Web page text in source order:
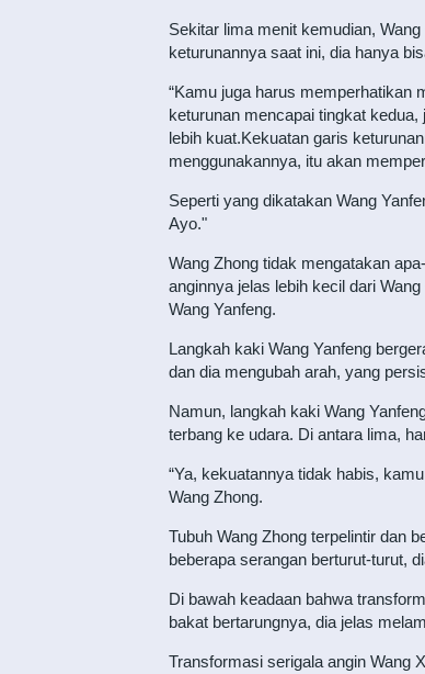
Sekitar lima menit kemudian,
keturunannya saat ini, dia hanya
“Kamu juga harus memperhatikan
keturunan mencapai tingkat
lebih kuat.Kekuatan garis
menggunakannya, itu akan
Seperti yang dikatakan Wang
Ayo."
Wang Zhong tidak mengatakan
anginnya jelas lebih kecil dari
Wang Yanfeng.
Langkah kaki Wang Yanfeng
dan dia mengubah arah, yang
Namun, langkah kaki Wang
terbang ke udara. Di antara lima,
“Ya, kekuatannya tidak habis,
Wang Zhong.
Tubuh Wang Zhong terpelintir dan
beberapa serangan berturut-turut,
Di bawah keadaan bahwa
bakat bertarungnya, dia jelas
Transformasi serigala angin Wang